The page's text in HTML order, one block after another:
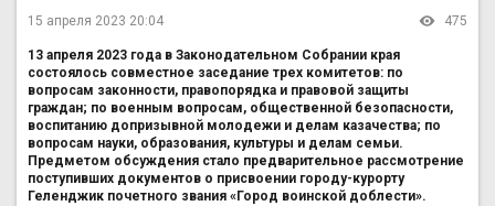
15 апреля 2023 20:04 475
13 апреля 2023 года в Законодательном Собрании края
состоялось совместное заседание трех комитетов: по
вопросам законности, правопорядка и правовой защиты
граждан; по военным вопросам, общественной безопасности,
воспитанию допризывной молодежи и делам казачества; по
вопросам науки, образования, культуры и делам семьи.
Предметом обсуждения стало предварительное рассмотрение
поступивших документов о присвоении городу-курорту
Геленджик почетного звания «Город воинской доблести».